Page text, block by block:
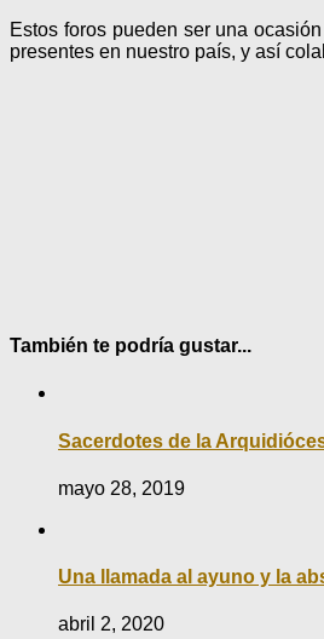
Estos foros pueden ser una
presentes en nuestro país, y así
También te podría gustar...
Sacerdotes de la
mayo 28, 2019
Una llamada al ayuno y la
abril 2, 2020